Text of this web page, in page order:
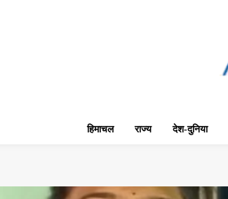
हिमाचल राज्य देश-दुनिया